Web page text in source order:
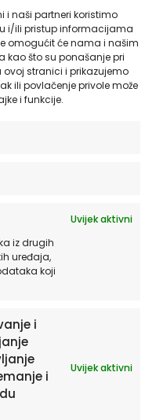
i naši partneri koristimo
i/ili pristup informacijama
omogućit će nama i našim
što su ponašanje pri
stranici i prikazujemo
ili povlačenje privole može
i funkcije.
Uvijek aktivni
iz drugih
uređaja,
koji
i
i
Uvijek aktivni
sobe Zeko |